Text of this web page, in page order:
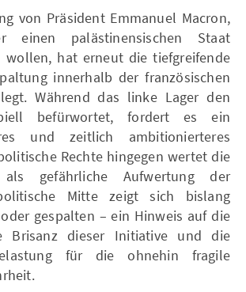
von Präsident Emmanuel Macron,
einen palästinensischen Staat
wollen, hat erneut die tiefgreifende
innerhalb der französischen
Während das linke Lager den
befürwortet, fordert es ein
und zeitlich ambitionierteres
Rechte hingegen wertet die
als gefährliche Aufwertung der
Mitte zeigt sich bislang
gespalten – ein Hinweis auf die
Brisanz dieser Initiative und die
für die ohnehin fragile